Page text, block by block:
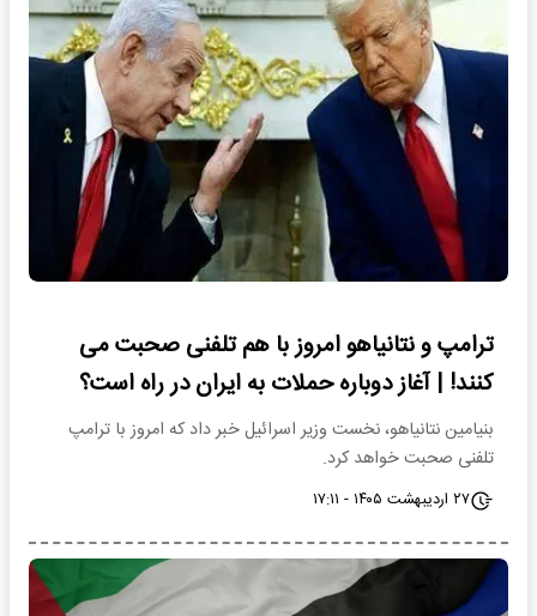
ترامپ و نتانیاهو امروز با هم تلفنی صحبت می
کنند! | آغاز دوباره حملات به ایران در راه است؟
بنیامین نتانیاهو، نخست وزیر اسرائیل خبر داد که امروز با ترامپ
تلفنی صحبت خواهد کرد.
۲۷ اردیبهشت ۱۴۰۵ - ۱۷:۱۱